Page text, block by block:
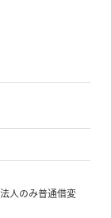
人のみ普通借変